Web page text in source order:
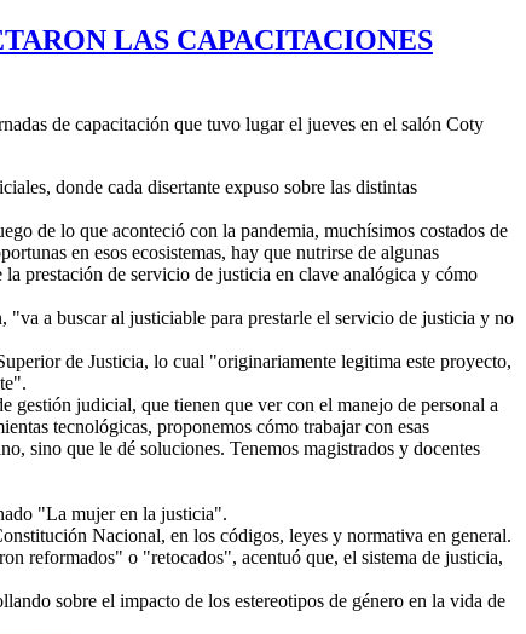
LAS CAPACITACIONES
de capacitación que tuvo lugar el jueves en el salón Coty
donde cada disertante expuso sobre las distintas
de lo que aconteció con la pandemia, muchísimos costados de
en esos ecosistemas, hay que nutrirse de algunas
prestación de servicio de justicia en clave analógica y cómo
a buscar al justiciable para prestarle el servicio de justicia y no
de Justicia, lo cual "originariamente legitima este proyecto,
gestión judicial, que tienen que ver con el manejo de personal a
tecnológicas, proponemos cómo trabajar con esas
sino que le dé soluciones. Tenemos magistrados y docentes
"La mujer en la justicia".
Nacional, en los códigos, leyes y normativa en general.
reformados" o "retocados", acentuó que, el sistema de justicia,
sobre el impacto de los estereotipos de género en la vida de